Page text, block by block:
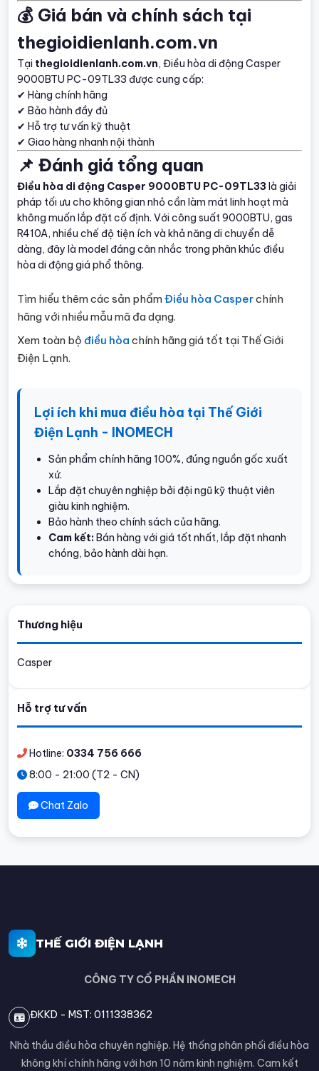
Thương hiệu
Casper
Hỗ trợ tư vấn
Hotline: 0334 756 666
8:00 - 21:00 (T2 - CN)
Chat Zalo
💰 Giá bán và chính sách tại
thegioidienlanh.com.vn
Tại thegioidienlanh.com.vn, Điều hòa di động Casper
9000BTU PC-09TL33 được cung cấp:
✔ Hàng chính hãng
✔ Bảo hành đầy đủ
✔ Hỗ trợ tư vấn kỹ thuật
✔ Giao hàng nhanh nội thành
📌 Đánh giá tổng quan
Điều hòa di động Casper 9000BTU PC-09TL33 là giải
pháp tối ưu cho không gian nhỏ cần làm mát linh hoạt mà
không muốn lắp đặt cố định. Với công suất 9000BTU, gas
R410A, nhiều chế độ tiện ích và khả năng di chuyển dễ
dàng, đây là model đáng cân nhắc trong phân khúc điều
hòa di động giá phổ thông.
Tìm hiểu thêm các sản phẩmĐiều hòa Casperchính
hãng với nhiều mẫu mã đa dạng.
Xem toàn bộ điều hòa chính hãng giá tốt tại Thế Giới
Điện Lạnh.
Lợi ích khi mua điều hòa tại Thế Giới
Điện Lạnh - INOMECH
Sản phẩm chính hãng 100%, đúng nguồn gốc xuất
xứ.
Lắp đặt chuyên nghiệp bởi đội ngũ kỹ thuật viên
giàu kinh nghiệm.
Bảo hành theo chính sách của hãng.
Cam kết: Bán hàng với giá tốt nhất, lắp đặt nhanh
chóng, bảo hành dài hạn.
THẾ GIỚI ĐIỆN LẠNH
CÔNG TY CỔ PHẦN INOMECH
ĐKKD - MST: 0111338362
Nhà thầu điều hòa chuyên nghiệp. Hệ thống phân phối điều hòa
không khí chính hãng với hơn 10 năm kinh nghiệm. Cam kết